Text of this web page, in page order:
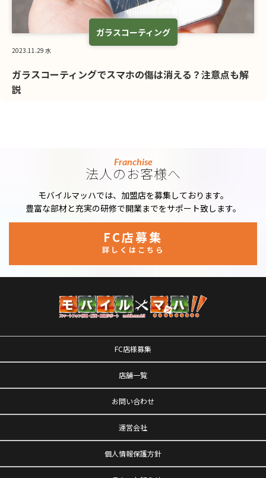
ガラスコーティング
2023.11.29 水
ガラスコーティングでスマホの傷は消える？注意点も解
説
Franchise
法人のお客様へ
モバイルマッハでは、加盟店を募集しております。
豊富な部材と充実の研修で開業までをサポート致します。
FC店募集
詳しくはこちら
FC店様募集
店舗一覧
お問い合わせ
運営会社
個人情報保護方針